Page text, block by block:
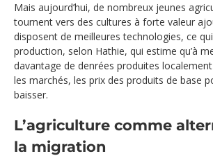
Mais aujourd’hui, de nombreux jeunes
tournent vers des cultures à forte valeur
disposent de meilleures technologies, ce
production, selon Hathie, qui estime qu’à
davantage de denrées produites
les marchés, les prix des produits de base
baisser.
L’agriculture comme
la migration